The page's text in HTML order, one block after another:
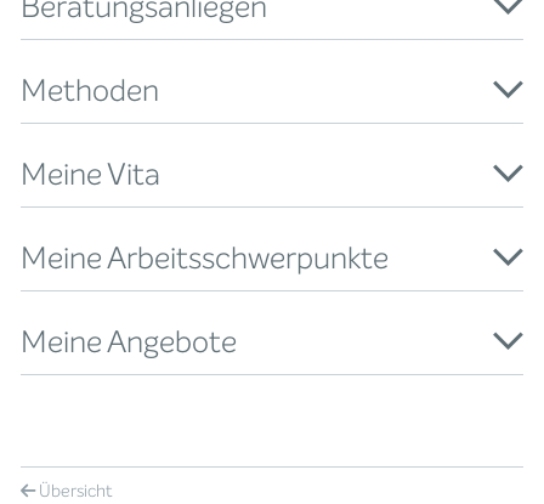
Methoden
Meine Vita
Meine Arbeitsschwerpunkte
Meine Angebote
Übersicht